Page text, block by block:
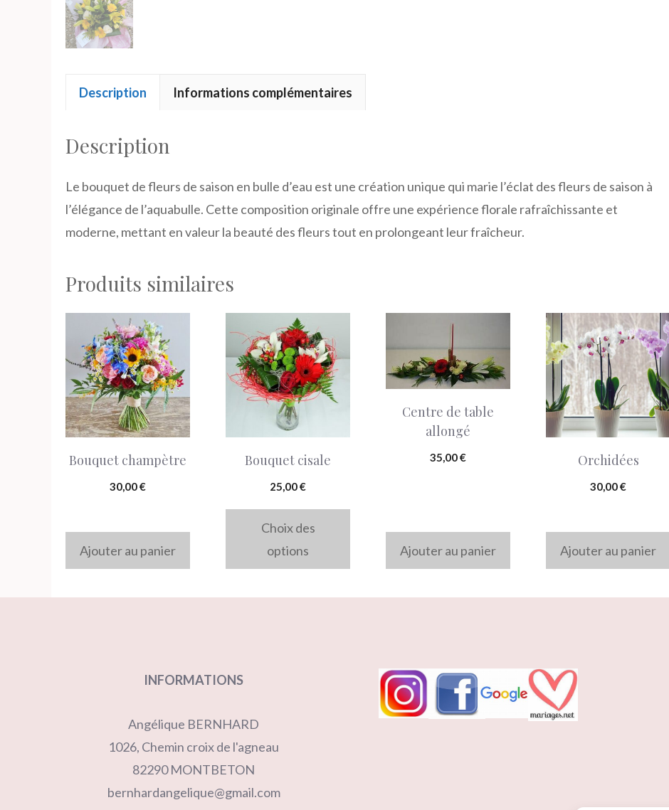
Description Informations complémentaires
Description
Le bouquet de fleurs de saison en bulle d’eau est une création unique qui marie l’éclat des fleurs de saison à
l’élégance de l’aquabulle. Cette composition originale offre une expérience florale rafraîchissante et
moderne, mettant en valeur la beauté des fleurs tout en prolongeant leur fraîcheur.
Produits similaires
Bouquet champètre
30,00€
Ajouter au panier
Bouquet cisale
25,00€
Choix des
options
produit
plusieurs
variations.
Les
options
peuvent
être
choisies
la
page
Centre de table
allongé
35,00€
Ajouter au panier
Orchidées
30,00€
Ajouter au panier
INFORMATIONS
Angélique BERNHARD
1026, Chemin croix de l'agneau
82290 MONTBETON
bernhardangelique@gmail.com